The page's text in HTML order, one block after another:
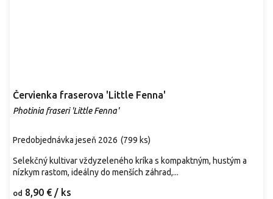
Červienka fraserova 'Little Fenna'
Photinia fraseri 'Little Fenna'
Predobjednávka jeseň 2026 (799 ks)
od 8,90 € / ks
Selekčný kultivar vždyzeleného kríka s kompaktným, hustým a
nízkym rastom, ideálny do menších záhrad,...